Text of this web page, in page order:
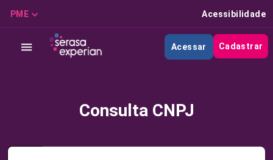
PME Acessibilidade
Acessar Cadastrar
Consulta CNPJ